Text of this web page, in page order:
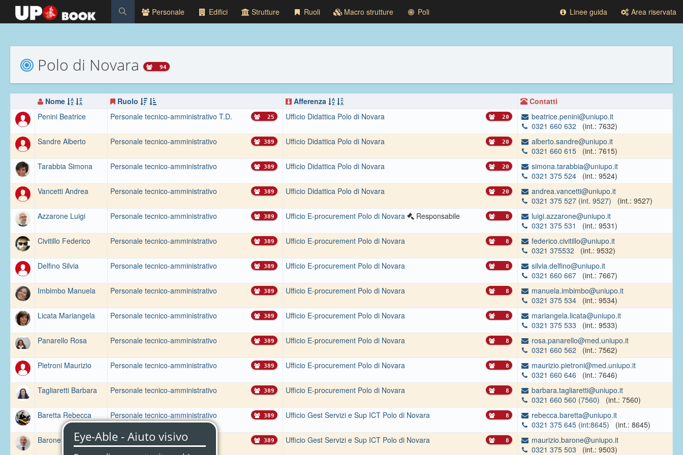
Personale Edifici Strutture Ruoli Macro strutture Poli Linee guida Area riservata
Polo di Novara 94
Nome Ruolo Afferenza
Contatti
Penini Beatrice
Personale tecnico-amministrativo T.D. 25 Ufficio Didattica Polo di Novara 20
beatrice.penini@uniupo.it
0321 660 632
(int.: 7632)
Sandre Alberto
Personale tecnico-amministrativo 389 Ufficio Didattica Polo di Novara 20
alberto.sandre@uniupo.it
0321 660 615
(int.: 7615)
Tarabbia Simona
Personale tecnico-amministrativo 389 Ufficio Didattica Polo di Novara 20
simona.tarabbia@uniupo.it
0321 375 524
(int.: 9524)
Vancetti Andrea
Personale tecnico-amministrativo 389 Ufficio Didattica Polo di Novara 20
andrea.vancetti@uniupo.it
0321 375 527 (int. 9527)
(int.: 9527)
Azzarone Luigi
Personale tecnico-amministrativo 389 Ufficio E-procurement Polo di Novara 8
Responsabile
luigi.azzarone@uniupo.it
0321 375 531
(int.: 9531)
Civitillo Federico
Personale tecnico-amministrativo 389 Ufficio E-procurement Polo di Novara 8
federico.civitillo@uniupo.it
0321 375532
(int.: 9532)
Delfino Silvia
Personale tecnico-amministrativo 389 Ufficio E-procurement Polo di Novara 8
silvia.delfino@uniupo.it
0321 660 667
(int.: 7667)
Imbimbo Manuela
Personale tecnico-amministrativo 389 Ufficio E-procurement Polo di Novara 8
manuela.imbimbo@uniupo.it
0321 375 534
(int.: 9534)
Licata Mariangela
Personale tecnico-amministrativo 389 Ufficio E-procurement Polo di Novara 8
mariangela.licata@uniupo.it
0321 375 533
(int.: 9533)
Panarello Rosa
Personale tecnico-amministrativo 389 Ufficio E-procurement Polo di Novara 8
rosa.panarello@med.uniupo.it
0321 660 562
(int.: 7562)
Pietroni Maurizio
Personale tecnico-amministrativo 389 Ufficio E-procurement Polo di Novara 8
maurizio.pietroni@med.uniupo.it
0321 660 646
(int.: 7646)
Tagliaretti Barbara
Personale tecnico-amministrativo 389 Ufficio E-procurement Polo di Novara 8
barbara.tagliaretti@uniupo.it
0321 660 560 (7560)
(int.: 7560)
Baretta Rebecca
Personale tecnico-amministrativo 389 Ufficio Gest Servizi e Sup ICT Polo di Novara 8
rebecca.baretta@uniupo.it
0321 375 645 (int:8645)
(int.: 8645)
Barone Maurizio
Personale tecnico-amministrativo 389 Ufficio Gest Servizi e Sup ICT Polo di Novara 8
maurizio.barone@uniupo.it
0321 375 503
(int.: 9503)